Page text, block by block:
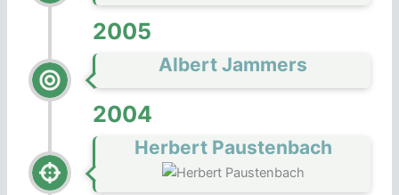
2005
Albert Jammers
2004
Herbert Paustenbach